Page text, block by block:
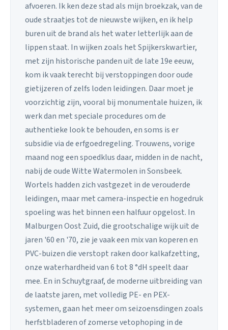
afvoeren. Ik ken deze stad als mijn broekzak, van de
oude straatjes tot de nieuwste wijken, en ik help
buren uit de brand als het water letterlijk aan de
lippen staat. In wijken zoals het Spijkerskwartier,
met zijn historische panden uit de late 19e eeuw,
kom ik vaak terecht bij verstoppingen door oude
gietijzeren of zelfs loden leidingen. Daar moet je
voorzichtig zijn, vooral bij monumentale huizen, ik
werk dan met speciale procedures om de
authentieke look te behouden, en soms is er
subsidie via de erfgoedregeling. Trouwens, vorige
maand nog een spoedklus daar, midden in de nacht,
nabij de oude Witte Watermolen in Sonsbeek.
Wortels hadden zich vastgezet in de verouderde
leidingen, maar met camera-inspectie en hogedruk
spoeling was het binnen een halfuur opgelost. In
Malburgen Oost Zuid, die grootschalige wijk uit de
jaren '60 en '70, zie je vaak een mix van koperen en
PVC-buizen die verstopt raken door kalkafzetting,
onze waterhardheid van 6 tot 8 °dH speelt daar
mee. En in Schuytgraaf, de moderne uitbreiding van
de laatste jaren, met volledig PE- en PEX-
systemen, gaan het meer om seizoensdingen zoals
herfstbladeren of zomerse vetophoping in de